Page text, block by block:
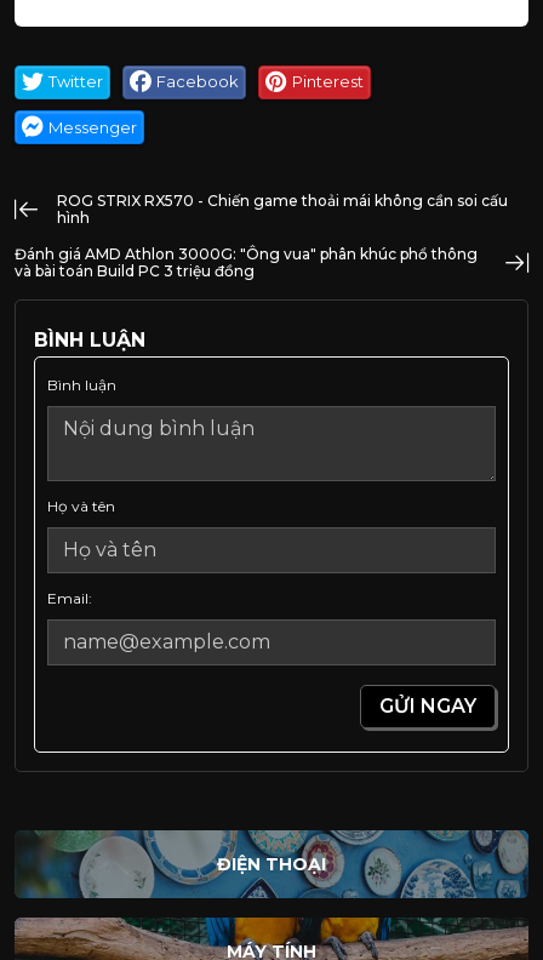
Twitter Facebook Pinterest
Messenger
ROG STRIX RX570 - Chiến game thoải mái không cần soi cấu
hình
Đánh giá AMD Athlon 3000G: "Ông vua" phân khúc phổ thông
và bài toán Build PC 3 triệu đồng
BÌNH LUẬN
Bình luận
Họ và tên
Email:
GỬI NGAY
ĐIỆN THOẠI
MÁY TÍNH